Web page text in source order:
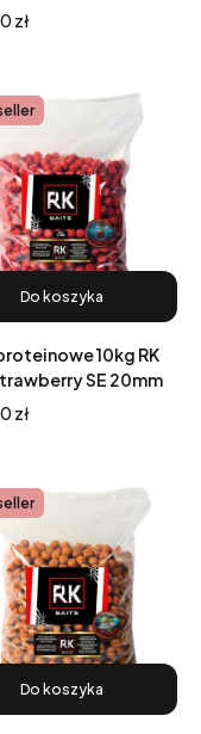
zł
Do koszyka
10kg RK
SE 20mm
zł
Do koszyka